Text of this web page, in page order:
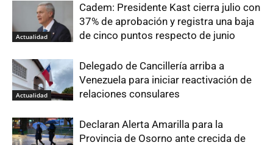
Actualidad
Cadem: Presidente Kast cierra julio con
37% de aprobación y registra una baja
de cinco puntos respecto de junio
Actualidad
Delegado de Cancillería arriba a
Venezuela para iniciar reactivación de
relaciones consulares
Declaran Alerta Amarilla para la
Provincia de Osorno ante crecida de